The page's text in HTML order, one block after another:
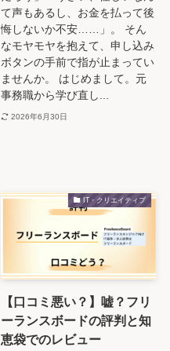
て声もあるし、お金を払って後
悔しないか不安……」。 そん
なモヤモヤを抱えて、申し込み
ボタンの手前で指が止まってい
ませんか。 はじめまして。元
事務職から学び直し...
2026年6月30日
IT・クリエイティブ
【口コミ悪い？】嘘？フリ
ーランスボードの評判と知
恵袋でのレビュー